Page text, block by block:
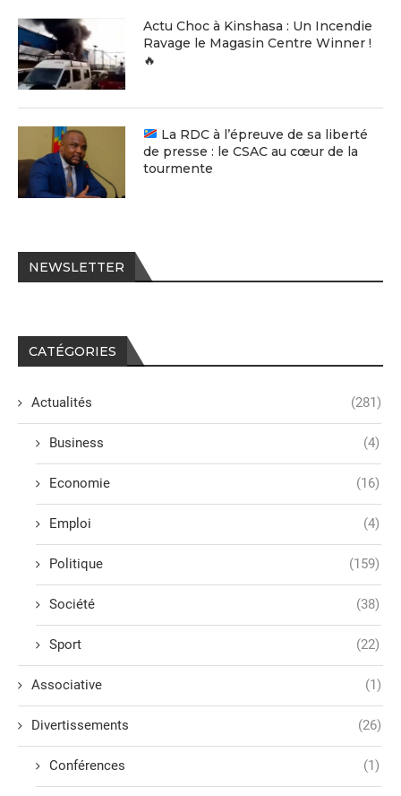
Actu Choc à Kinshasa : Un Incendie
Ravage le Magasin Centre Winner !
🔥
La RDC à l’épreuve de sa liberté
de presse : le CSAC au cœur de la
tourmente
NEWSLETTER
CATÉGORIES
Actualités (281)
Business (4)
Economie (16)
Emploi (4)
Politique (159)
Société (38)
Sport (22)
Associative (1)
Divertissements (26)
Conférences (1)